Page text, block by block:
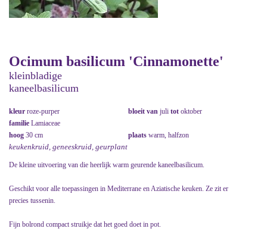
Ocimum basilicum 'Cinnamonette'
kleinbladige
kaneelbasilicum
kleur roze-purper bloeit van juli tot oktober
familie Lamiaceae
hoog 30 cm plaats warm, halfzon
keukenkruid, geneeskruid, geurplant
De kleine uitvoering van die heerlijk warm geurende kaneelbasilicum.
Geschikt voor alle toepassingen in Mediterrane en Aziatische keuken. Ze zit er
precies tussenin.
Fijn bolrond compact struikje dat het goed doet in pot.